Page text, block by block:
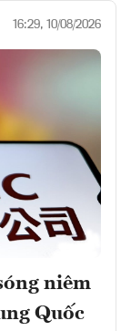
16:29, 10/08/2026
niêm
Quốc